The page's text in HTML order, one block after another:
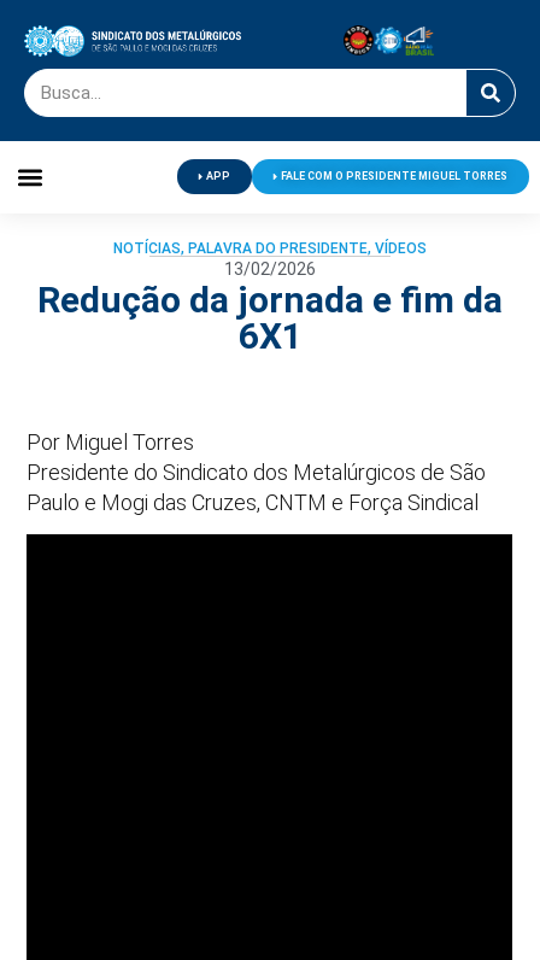
APP FALE COM O PRESIDENTE MIGUEL TORRES
NOTÍCIAS, PALAVRA DO PRESIDENTE, VÍDEOS
13/02/2026
Redução da jornada e fim da
6X1
Por Miguel Torres
Presidente do Sindicato dos Metalúrgicos de São
Paulo e Mogi das Cruzes, CNTM e Força Sindical